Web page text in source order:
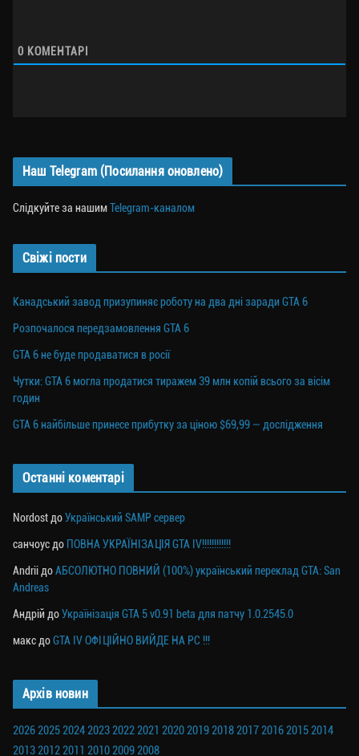
0 КОМЕНТАРІ
Наш Telegram (Посилання оновлено)
Слідкуйте за нашимTelegram-каналом
Свіжі пости
Канадський завод призупиняє роботу на два дні заради GTA 6
Розпочалося передзамовлення GTA 6
GTA 6 не буде продаватися в росії
Чутки: GTA 6 могла продатися тиражем 39 млн копій всього за вісім
годин
GTA 6 найбільше принесе прибутку за ціною $69,99 — дослідження
Останні коментарі
Nordost доУкраїнський SAMP сервер
санчоус до ПОВНА УКРАЇНІЗАЦІЯ GTA IV!!!!!!!!!!!!
Andrii доАБСОЛЮТНО ПОВНИЙ (100%) український переклад GTA: San
Andreas
Андрій доУкраїнізація GTA 5 v0.91 beta для патчу 1.0.2545.0
макс доGTA IV ОФІЦІЙНО ВИЙДЕ НА PC !!!
Архів новин
202620252024202320222021 2020201920182017201620152014
201320122011 201020092008